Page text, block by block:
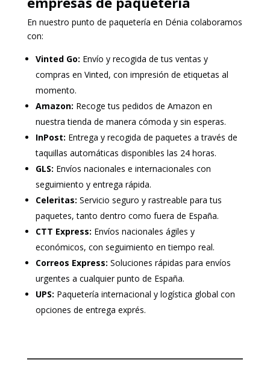
En nuestro punto de paquetería en Dénia colaboramos
con:
Vinted Go: Envío y recogida de tus ventas y
compras en Vinted, con impresión de etiquetas al
momento.
Amazon: Recoge tus pedidos de Amazon en
nuestra tienda de manera cómoda y sin esperas.
InPost: Entrega y recogida de paquetes a través de
taquillas automáticas disponibles las 24 horas.
GLS: Envíos nacionales e internacionales con
seguimiento y entrega rápida.
Celeritas: Servicio seguro y rastreable para tus
paquetes, tanto dentro como fuera de España.
CTT Express: Envíos nacionales ágiles y
económicos, con seguimiento en tiempo real.
Correos Express: Soluciones rápidas para envíos
urgentes a cualquier punto de España.
UPS: Paquetería internacional y logística global con
opciones de entrega exprés.